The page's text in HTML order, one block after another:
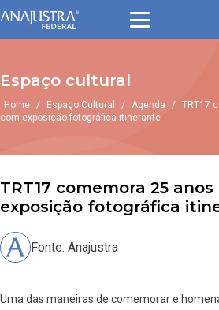
Espaço cultural
Home / Espaço Cultural / Agenda / TRT17
com exposição fotográfica itinerante
TRT17 comemora 25
exposição fotográfica
Fonte: Anajustra
Uma das maneiras de comemorar e